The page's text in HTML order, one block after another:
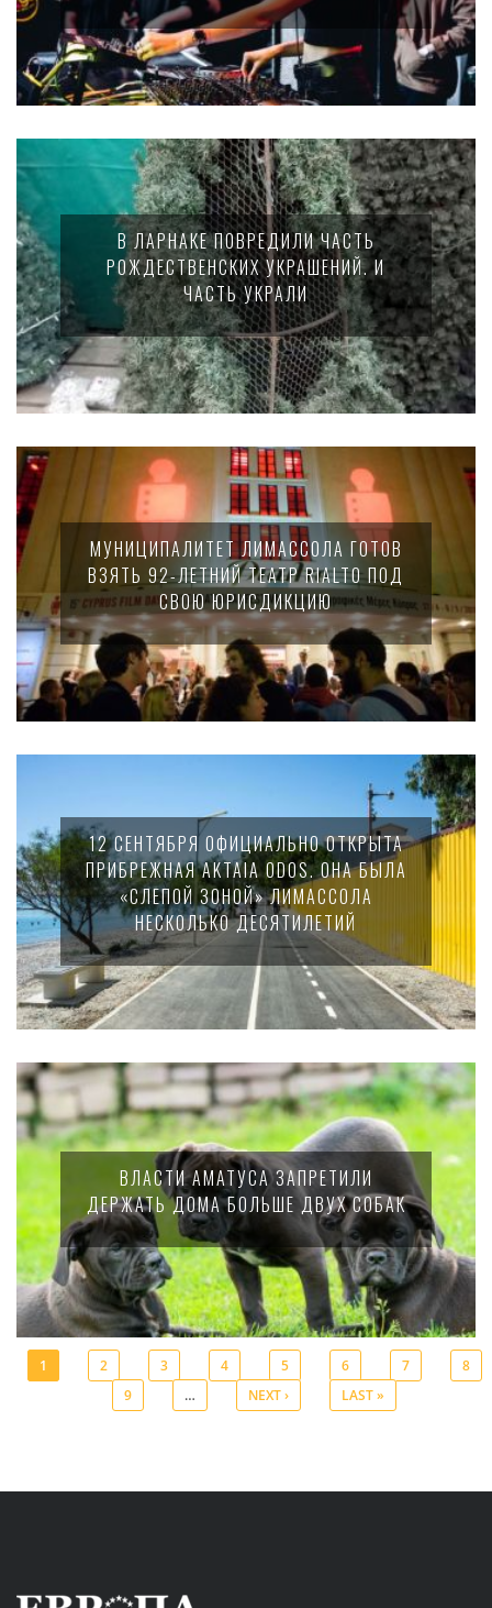
В ЛАРНАКЕ ПОВРЕДИЛИ ЧАСТЬ
РОЖДЕСТВЕНСКИХ УКРАШЕНИЙ. И
ЧАСТЬ УКРАЛИ
МУНИЦИПАЛИТЕТ ЛИМАССОЛА ГОТОВ
ВЗЯТЬ 92-ЛЕТНИЙ ТЕАТР RIALTO ПОД
СВОЮ ЮРИСДИКЦИЮ
12 СЕНТЯБРЯ ОФИЦИАЛЬНО ОТКРЫТА
ПРИБРЕЖНАЯ AKTAIA ODOS. ОНА БЫЛА
«СЛЕПОЙ ЗОНОЙ» ЛИМАССОЛА
НЕСКОЛЬКО ДЕСЯТИЛЕТИЙ
ВЛАСТИ АМАТУСА ЗАПРЕТИЛИ
ДЕРЖАТЬ ДОМА БОЛЬШЕ ДВУХ СОБАК
1 2 3 4 5 6 7
8
9
… NEXT › LAST »